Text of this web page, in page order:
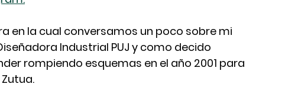
en la cual conversamos un poco sobre mi
Industrial PUJ y como decido
rompiendo esquemas en el año 2001 para